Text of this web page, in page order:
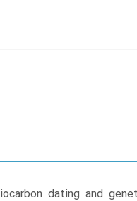
dating and